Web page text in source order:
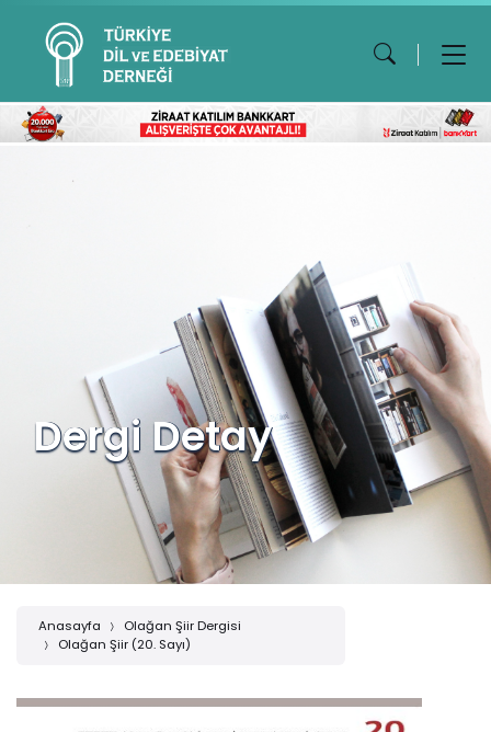
Dergi Detay
Anasayfa
Olağan Şiir Dergisi
Olağan Şiir (20. Sayı)